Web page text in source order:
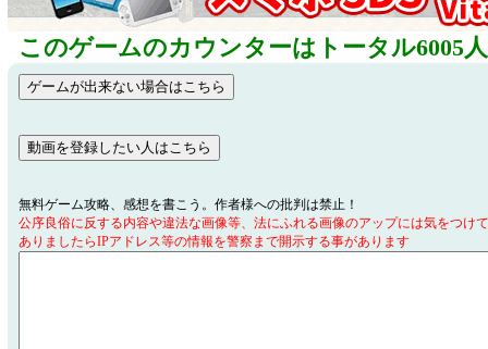
このゲームのカウンターはトータル6005
無料ゲーム攻略、感想を書こう。作者様への批判は禁止！
公序良俗に反する内容や違法な画像等、法にふれる画像のアップには気をつけ
ありましたらIPアドレス等の情報を警察まで開示する事があります